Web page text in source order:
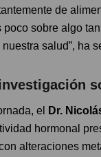
de
poco sobre algo
salud”, ha
el Dr.
hormonal
alteraciones